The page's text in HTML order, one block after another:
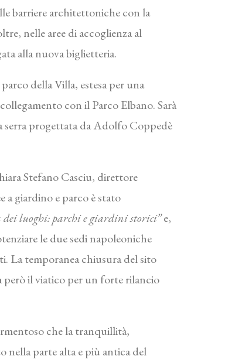
barriere architettoniche con la
nelle aree di accoglienza al
alla nuova biglietteria.
della Villa, estesa per una
con il Parco Elbano. Sarà
serra progettata da Adolfo Coppedè
Stefano Casciu, direttore
a giardino e parco è stato
luoghi: parchi e giardini storici”e,
le due sedi napoleoniche
La temporanea chiusura del sito
però il viatico per un forte rilancio
che la tranquillità,
nella parte alta e più antica del